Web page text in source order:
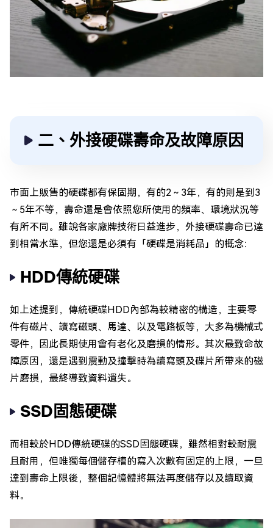
二、外接硬碟壽命及故障原因
市面上販售的硬碟都有保固期，有的2～3年，有的則是到3
～5年不等，壽命還是會依照您所使用的頻率、環境狀況等
有所不同。雖說各家廠牌技術日益進步，外接硬碟壽命已達
到相當水準，但您還是必須有「硬碟是消耗品」的概念：
HDD傳統硬碟
如上述提到，傳統硬碟HDD內部為較精密的構造，主要零
件有磁片、讀寫磁頭、馬達、以及電路板等，大多為機械式
零件，因此長期使用會有老化及磨損的情形。其次最致命故
障原因，還是遇到震動及撞擊時為讀寫頭及碟片所帶來的磁
片磨損，最終導致資料遺失。
SSD固態硬碟
而相較於HDD傳統硬碟的SSD固態硬碟，雖然相對較耐震
且耐用，但唯獨每個儲存槽的寫入次數有固定的上限，一旦
達到壽命上限後，整個記憶體將無法再度儲存以及讀取資
料。